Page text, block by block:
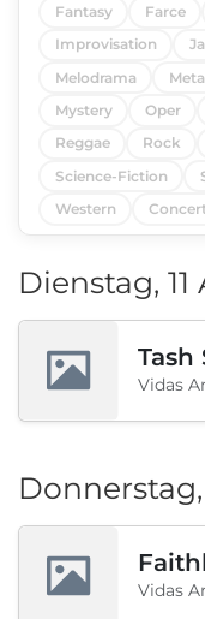
Fantasy
Farce
Improvisation
Melodrama
Mystery
Oper
Reggae
Rock
Science-Fiction
Western
Dienstag,
Tash